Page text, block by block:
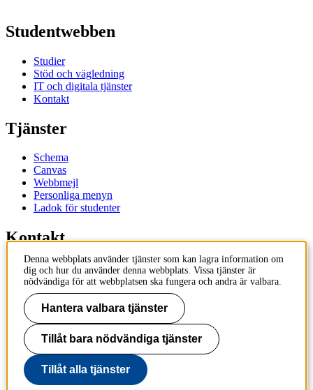
Studentwebben
Studier
Stöd och vägledning
IT och digitala tjänster
Kontakt
Tjänster
Schema
Canvas
Webbmejl
Personliga menyn
Ladok för studenter
Kontakt
Kontakta utbildningsprogram
Kontakta kurs
IT-support
KTH Entré
KTH
100 44 Stockholm
+46 8 790 60 00
info@kth.se
Denna webbplats använder tjänster som kan lagra information om
dig och hur du använder denna webbplats. Vissa tjänster är
nödvändiga för att webbplatsen ska fungera och andra är valbara.
Hantera valbara tjänster
Tillåt bara nödvändiga tjänster
Tillåt alla tjänster